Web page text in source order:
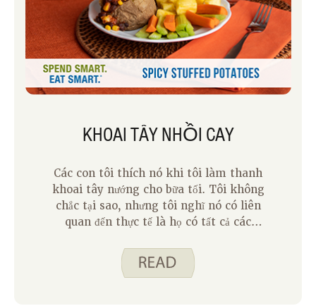
KHOAI TÂY NHỒI CAY
Các con tôi thích nó khi tôi làm thanh
khoai tây nướng cho bữa tối. Tôi không
chắc tại sao, nhưng tôi nghĩ nó có liên
quan đến thực tế là họ có tất cả các
những gì họ muốn tạo ra sáng tạo của
riêng họ. Công thức tháng mười một